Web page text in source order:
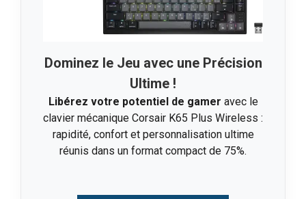
Dominez le Jeu avec une Précision
Ultime !
Libérez votre potentiel de gamer avec le
clavier mécanique Corsair K65 Plus Wireless :
rapidité, confort et personnalisation ultime
réunis dans un format compact de 75%.